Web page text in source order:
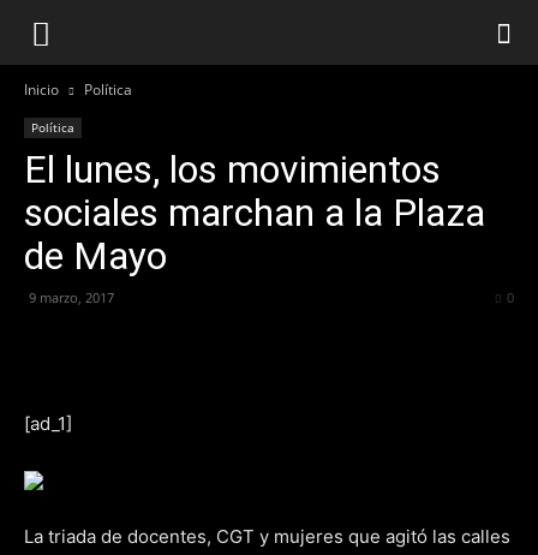
Inicio Política
Política
El lunes, los movimientos
sociales marchan a la Plaza
de Mayo
9 marzo, 2017 0
[ad_1]
La triada de docentes, CGT y mujeres que agitó las calles